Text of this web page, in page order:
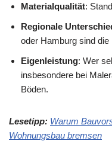
Materialqualität:
Regionale
oder Hamburg sind die
Eigenleistung: Wer
insbesondere bei
Böden.
Lesetipp: Warum
Wohnungsbau bremsen